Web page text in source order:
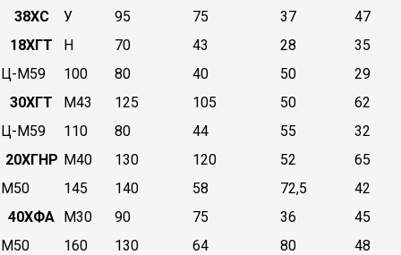
38ХС
У 95 75 37
47
18ХГТ
Н 70 43 28
35
Ц-М59
100 80 40 50
29
30ХГТ
М43 125 105 50
62
Ц-М59
110 80 44 55
32
20ХГНР М40 130 120 52
65
М50
145 140 58 72,5
42
40ХФА М30 90 75 36
45
М50
160 130 64 80
48